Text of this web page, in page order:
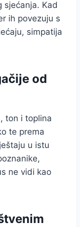
sjećanja. Kad
ih povezuju s
simpatija
od
ton i toplina
te prema
u istu
ne vidi kao